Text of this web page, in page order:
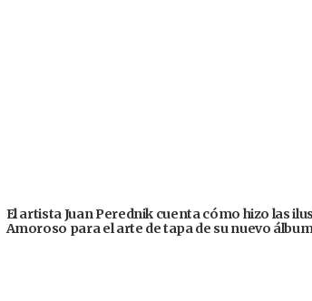
El artista Juan Perednik cuenta cómo hizo las
Amoroso para el arte de tapa de su nuevo